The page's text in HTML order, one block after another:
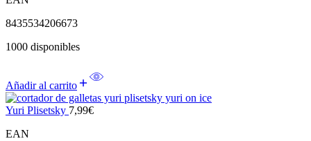
8435534206673
1000 disponibles
Añadir al carrito
Yuri Plisetsky 7,99€
EAN